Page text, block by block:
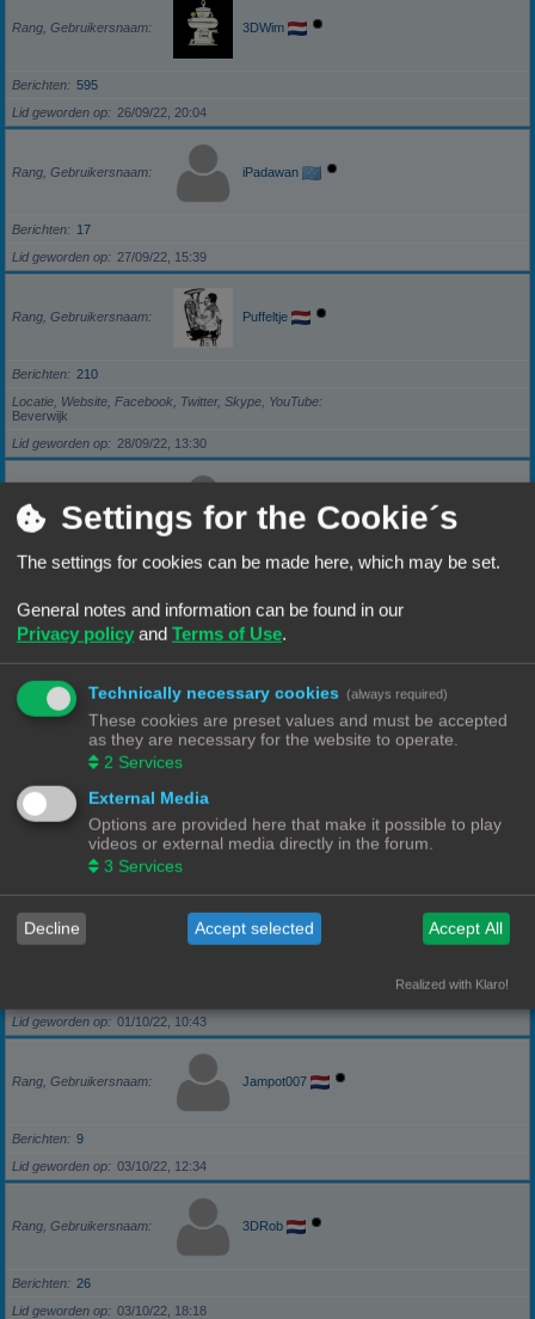
Rang, Gebruikersnaam 3DWim
Berichten
595
Lid geworden op
26/09/22, 20:04
Rang, Gebruikersnaam iPadawan
Berichten
17
Lid geworden op
27/09/22, 15:39
Rang, Gebruikersnaam Puffeltje
Berichten
210
Locatie, Website, Facebook, Twitter, Skype, YouTube
Beverwijk
Lid geworden op
28/09/22, 13:30
Rang, Gebruikersnaam darkzero
Berichten
5
Rang, Gebruikersnaam
Berichten
29/09/22, 17:18
Rang, Gebruikersnaam
Lid geworden op
30/09/22, 13:40
Rang, Gebruikersnaam Robbel2005
Lid geworden op
01/10/22, 10:43
Rang, Gebruikersnaam Jampot007
Berichten
9
Lid geworden op
03/10/22, 12:34
Rang, Gebruikersnaam 3DRob
Berichten
26
Lid geworden op
03/10/22, 18:18
Settings for the Cookie´s
The settings for cookies can be made here, which may be set.
General notes and information can be found in our
Privacy policy and Terms of Use.
Technically necessary cookies (always required)
These cookies are preset values and must be accepted
as they are necessary for the website to operate.
2 Services
External Media
Options are provided here that make it possible to play
videos or external media directly in the forum.
3 Services
Decline Accept selected Accept All
Realized with Klaro!